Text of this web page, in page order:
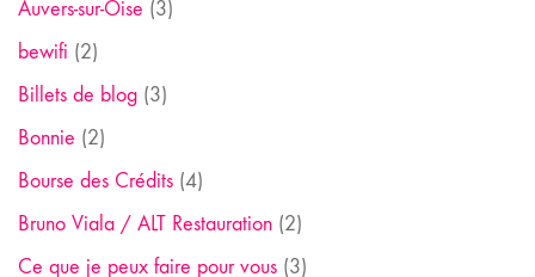
Auvers-sur-Oise (3)
bewifi (2)
Billets de blog (3)
Bonnie (2)
Bourse des Crédits (4)
Bruno Viala / ALT Restauration (2)
Ce que je peux faire pour vous (3)